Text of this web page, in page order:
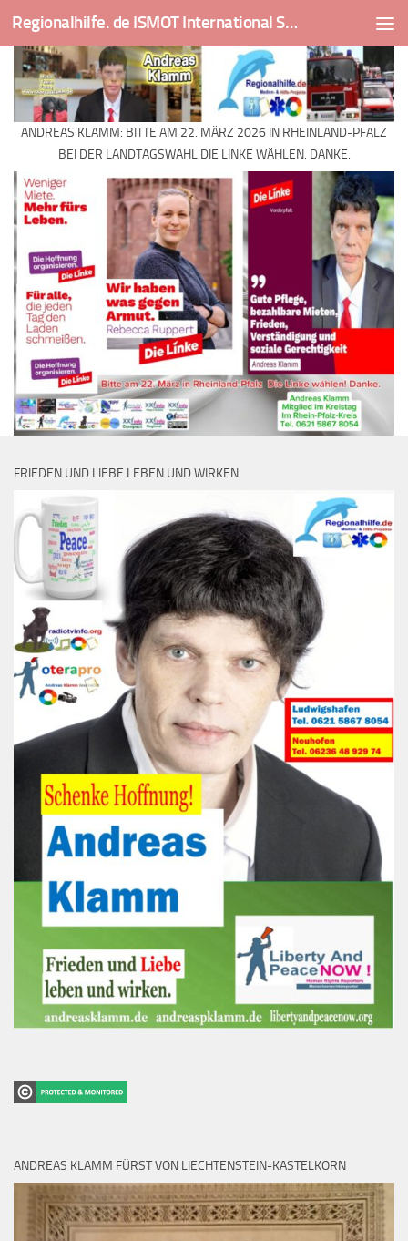
Skip to content Regionalhilfe. de ISMOT International Social And Medical Outreach Team
ANDREAS KLAMM: BITTE AM 22. MÄRZ 2026 IN RHEINLAND-PFALZ
BEI DER LANDTAGSWAHL DIE LINKE WÄHLEN. DANKE.
FRIEDEN UND LIEBE LEBEN UND WIRKEN
ANDREAS KLAMM FÜRST VON LIECHTENSTEIN-KASTELKORN